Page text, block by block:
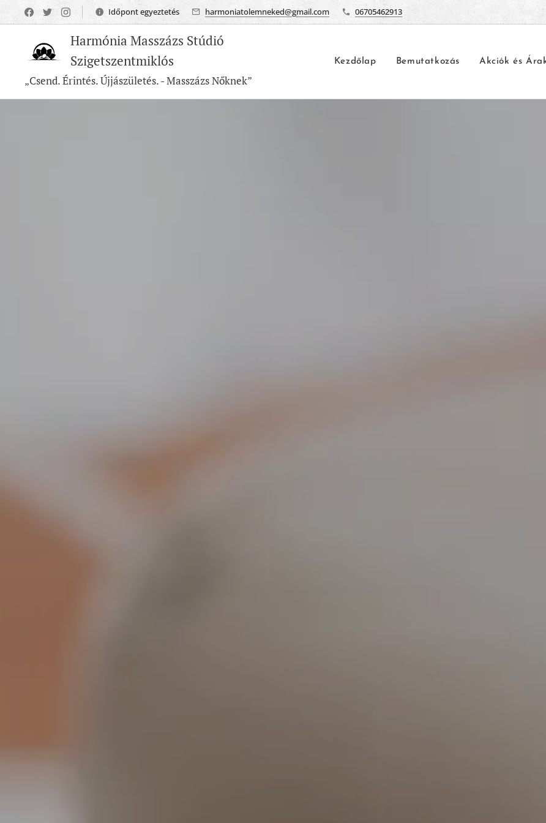
Időpont egyeztetés harmoniatolemneked@gmail.com 06705462913
Harmónia Masszázs Stúdió
Szigetszentmiklós
„Csend. Érintés. Újjászületés. - Masszázs Nőknek”
Kezdőlap Bemutatkozás Akciók és